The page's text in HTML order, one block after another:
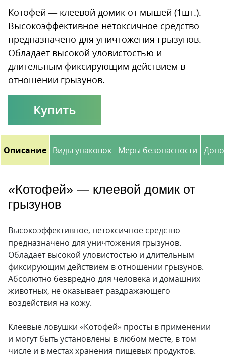
Котофей — клеевой домик от мышей (1шт.).
Высокоэффективное нетоксичное средство
предназначено для уничтожения грызунов.
Обладает высокой уловистостью и
длительным фиксирующим действием в
отношении грызунов.
Купить
Описание Виды упаковок Меры безопасности
«Котофей» — клеевой домик от
грызунов
Высокоэффективное, нетоксичное средство
предназначено для уничтожения грызунов.
Обладает высокой уловистостью и длительным
фиксирующим действием в отношении грызунов.
Абсолютно безвредно для человека и домашних
животных, не оказывает раздражающего
воздействия на кожу.
Клеевые ловушки «Котофей» просты в применении
и могут быть установлены в любом месте, в том
числе и в местах хранения пищевых продуктов.